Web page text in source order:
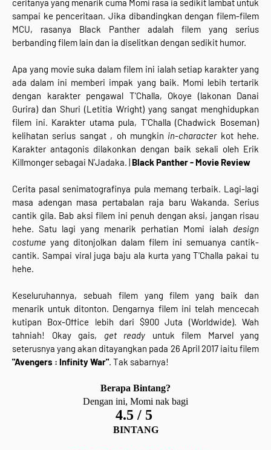
ceritanya yang menarik cuma Momi rasa ia sedikit lambat untuk
sampai ke penceritaan. Jika dibandingkan dengan filem-filem
MCU, rasanya Black Panther adalah filem yang serius
berbanding filem lain dan ia diselitkan dengan sedikit humor.
Apa yang movie suka dalam filem ini ialah setiap karakter yang
ada dalam ini memberi impak yang baik. Momi lebih tertarik
dengan karakter pengawal T'Challa, Okoye (lakonan Danai
Gurira) dan Shuri (Letitia Wright) yang sangat menghidupkan
filem ini. Karakter utama pula, T'Challa (Chadwick Boseman)
kelihatan serius sangat , oh mungkin in-characterkot hehe.
Karakter antagonis dilakonkan dengan baik sekali oleh Erik
Killmonger sebagai N'Jadaka. | Black Panther - Movie Review
Cerita pasal senimatografinya pula memang terbaik. Lagi-lagi
masa adengan masa pertabalan raja baru Wakanda. Serius
cantik gila. Bab aksi filem ini penuh dengan aksi, jangan risau
hehe. Satu lagi yang menarik perhatian Momi ialah design
costume yang ditonjolkan dalam filem ini semuanya cantik-
cantik. Sampai viral juga baju ala kurta yang T'Challa pakai tu
hehe.
Keseluruhannya, sebuah filem yang filem yang baik dan
menarik untuk ditonton. Dengarnya filem ini telah mencecah
kutipan Box-Office lebih dari $900 Juta (Worldwide). Wah
tahniah! Okay gais, get ready untuk filem Marvel yang
seterusnya yang akan ditayangkan pada 26 April 2017 iaitu filem
"Avengers : Infinity War". Tak sabarnya!
Berapa Bintang?
Dengan ini, Momi nak bagi
4.5 / 5
BINTANG